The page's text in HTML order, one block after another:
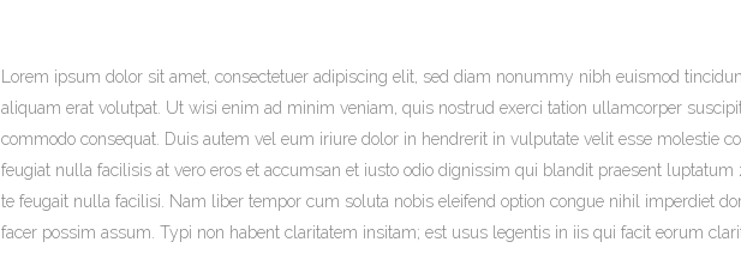
Lorem ipsum dolor sit amet, consectetuer adipiscing elit, sed diam nonummy nibh euismod
aliquam erat volutpat. Ut wisi enim ad minim veniam, quis nostrud exerci tation ullamcorper
commodo consequat. Duis autem vel eum iriure dolor in hendrerit in vulputate velit esse molestie
feugiat nulla facilisis at vero eros et accumsan et iusto odio dignissim qui blandit praesent
te feugait nulla facilisi. Nam liber tempor cum soluta nobis eleifend option congue nihil imperdiet
facer possim assum. Typi non habent claritatem insitam; est usus legentis in iis qui facit eorum